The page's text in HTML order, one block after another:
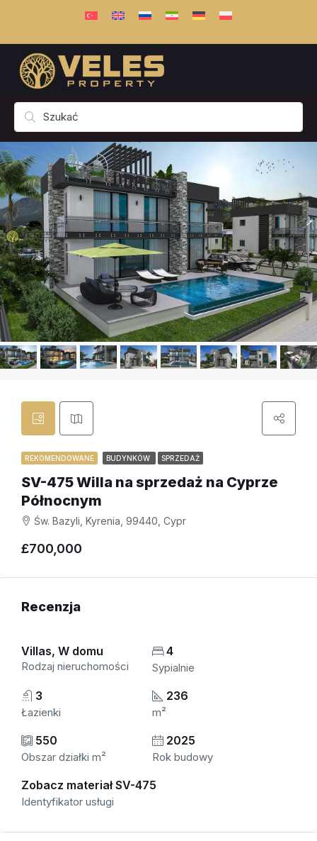
REKOMENDOWANE BUDYNKÓW SPRZEDAŻ
SV-475 Willa na sprzedaż na Cyprze
Północnym
Św. Bazyli, Kyrenia, 99440, Cypr
£700,000
Recenzja
Villas, W domu
Rodzaj nieruchomości
4
Sypialnie
3
Łazienki
236
m²
550
Obszar działki m²
2025
Rok budowy
Zobacz materiał SV-475
Identyfikator usługi